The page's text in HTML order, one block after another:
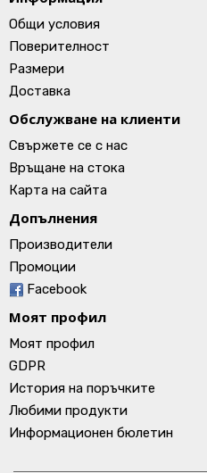
Общи условия
Поверителност
Размери
Доставка
Обслужване на клиенти
Свържете се с нас
Връщане на стока
Карта на сайта
Допълнения
Производители
Промоции
Facebook
Моят профил
Моят профил
GDPR
История на поръчките
Любими продукти
Информационен бюлетин